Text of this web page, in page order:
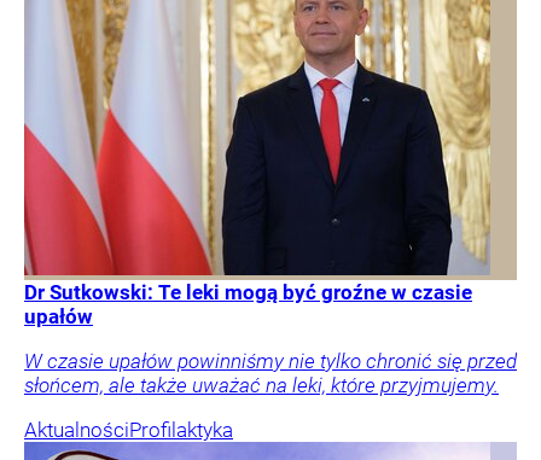
Dr Sutkowski: Te leki mogą być groźne w czasie
upałów
W czasie upałów powinniśmy nie tylko chronić się przed
słońcem, ale także uważać na leki, które przyjmujemy.
AktualnościProfilaktyka